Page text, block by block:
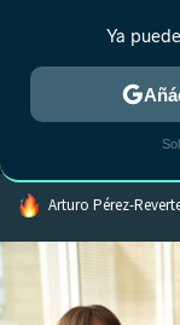
MENÚ
HOY SE HABLA DE
Arturo Pérez-
Ya